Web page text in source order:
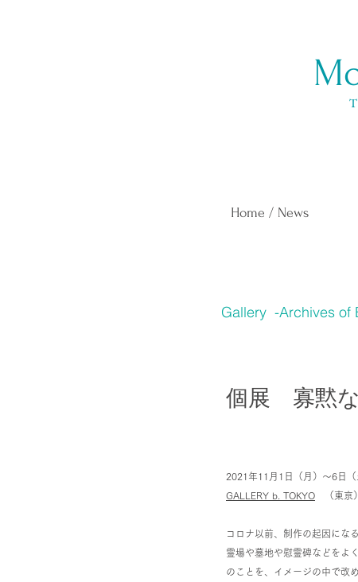
Home / News
Gallery -Archives of
個展 寡黙
2021年11月1日（月）～6日（
GALLERY b. TOKYO ​ （東京）
コロナ以前、制作の起因にな
霊場や墓地や慰霊碑などをよ
のことを、イメージの中で改